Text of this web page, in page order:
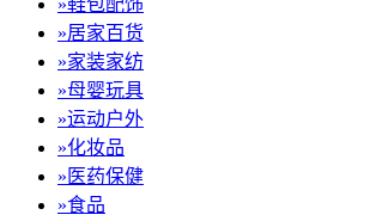
»鞋包配饰
»居家百货
»家装家纺
»母婴玩具
»运动户外
»化妆品
» 医药保健
»食品